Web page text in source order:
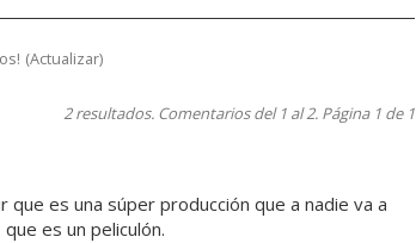
(Actualizar)
2 resultados. Comentarios del 1 al 2. Página 1 de 1
es una súper producción que a nadie va a
es un peliculón.